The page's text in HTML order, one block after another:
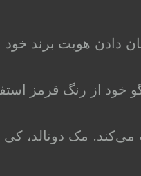
دادن هویت برند خود
خود از رنگ قرمز
مک دونالد، کی